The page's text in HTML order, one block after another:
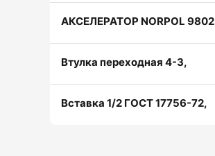
АКСЕЛЕРАТОР NORPOL 9802
Втулка переходная 4-3,
Вставка 1/2 ГОСТ 17756-72,